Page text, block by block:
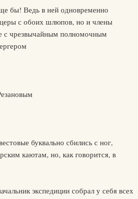
бы! Ведь в ней одновременно
с обоих шлюпов, но и члены
с чрезвычайным полномочным
буквально сбились с ног,
каютам, но, как говорится, в
экспедиции собрал у себя всех